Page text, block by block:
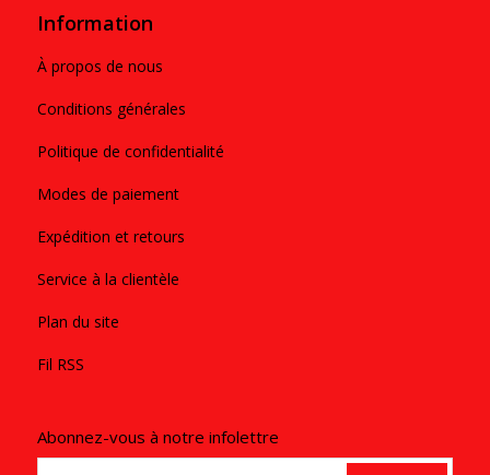
Information
À propos de nous
Conditions générales
Politique de confidentialité
Modes de paiement
Expédition et retours
Service à la clientèle
Plan du site
Fil RSS
Abonnez-vous à notre infolettre